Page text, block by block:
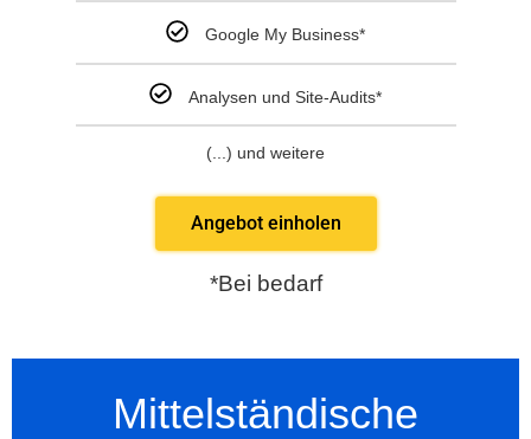
Google My Business*
Analysen und Site-Audits*
(...) und weitere
Angebot einholen
*Bei bedarf
Mittelständische